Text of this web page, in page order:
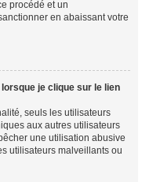
procédé et un
en abaissant votre
je clique sur le lien
seuls les utilisateurs
aux autres utilisateurs
une utilisation abusive
utilisateurs malveillants ou